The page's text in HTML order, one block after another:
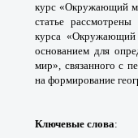
курс«Окружающий
статье рассмотрены
курса«Окружающий
основанием для
мир», связанного с
на формирование
Ключевые слова: